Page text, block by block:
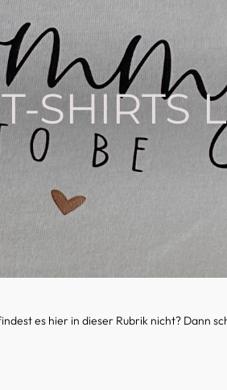
SHIRTS
es hier in dieser Rubrik nicht? Dann